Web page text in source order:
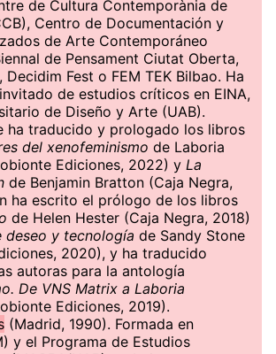
de Cultura Contemporània de
Centro de Documentación y
de Arte Contemporáneo
de Pensament Ciutat Oberta,
Decidim Fest o FEM TEK Bilbao. Ha
de estudios críticos en EINA,
de Diseño y Arte (UAB).
ha traducido y prologado los libros
del xenofeminismo de Laboria
Ediciones, 2022) y La
de Benjamin Bratton (Caja Negra,
ha escrito el prólogo de los libros
de Helen Hester (Caja Negra, 2018)
deseo y tecnología de Sandy Stone
2020), y ha traducido
autoras para la antología
De VNS Matrix a Laboria
Ediciones, 2019).
(Madrid, 1990). Formada en
y el Programa de Estudios